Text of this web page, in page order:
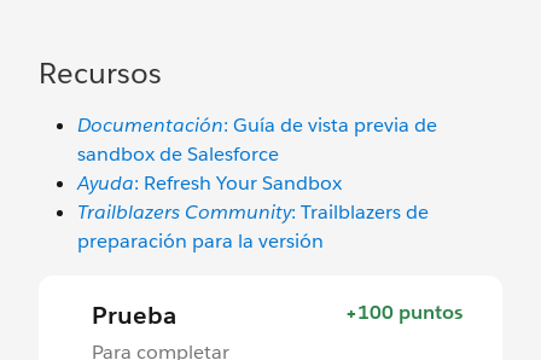
Recursos
Documentación: Guía de vista previa de
sandbox de Salesforce
Ayuda: Refresh Your Sandbox
Trailblazers Community: Trailblazers de
preparación para la versión